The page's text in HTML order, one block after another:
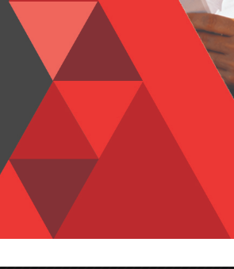
completa il quadro normativo